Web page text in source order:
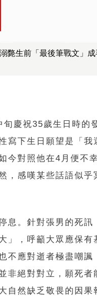
斃生前「最後筆戰文」
旬慶祝35歲生日時的
寫下生日願望是「我
今對照他在4月便不
，感嘆某些話語似乎
息。針對張男的死訊
」，呼籲大眾應保有
不應對逝者極盡嘲諷
非絕對對立，願死者
自然缺乏敬畏的因果